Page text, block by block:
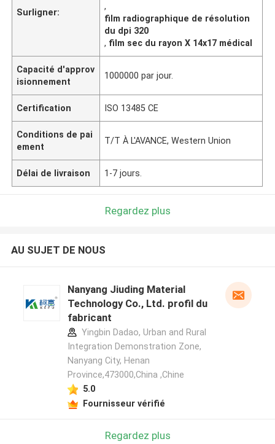
Surligner:
,
film radiographique de résolution
du dpi 320
, film sec du rayon X 14x17 médical
Capacité d'approv
isionnement
1000000 par jour.
Certification ISO 13485 CE
Conditions de pai
ement
T/T À L'AVANCE, Western Union
Délai de livraison 1-7 jours.
Regardez plus
AU SUJET DE NOUS
Nanyang Jiuding Material
Technology Co., Ltd. profil du
fabricant
Yingbin Dadao, Urban and Rural
Integration Demonstration Zone,
Nanyang City, Henan
Province,473000,China ,Chine
5.0
Fournisseur vérifié
Regardez plus